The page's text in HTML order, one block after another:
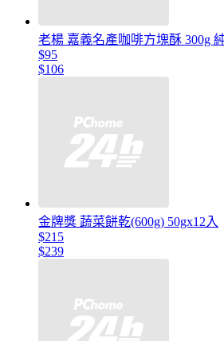
老楊 嘉義名產咖啡方塊酥 300g
$95
$106
金牌獎 蔬菜餅乾(600g) 50gx12入
$215
$239